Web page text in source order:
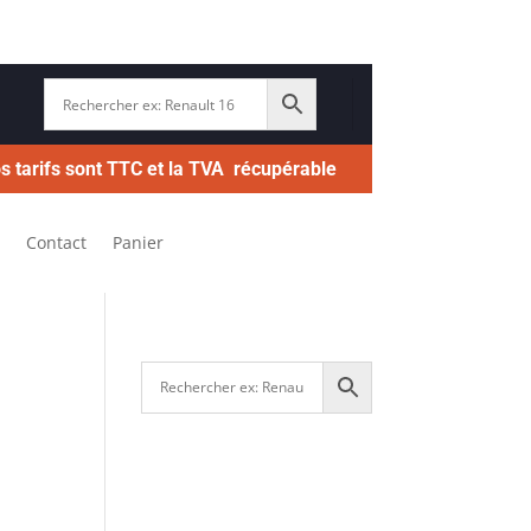
tarifs sont TTC et la TVA récupérable
Contact Panier